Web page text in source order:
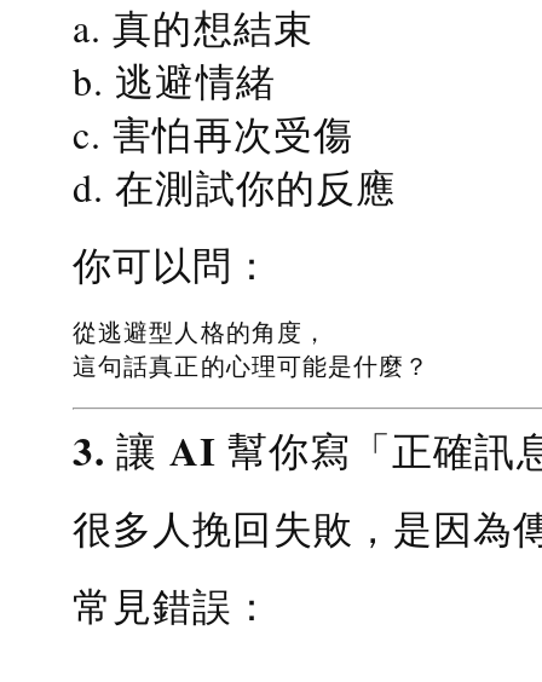
a. 真的想結束
b. 逃避情緒
c. 害怕再次受傷
d. 在測試你的反應
你可以問：
從逃避型人格的角度，
這句話真正的心理可能是什麼？
3. 讓 AI 幫你寫「正確訊
很多人挽回失敗，是因為
常見錯誤：